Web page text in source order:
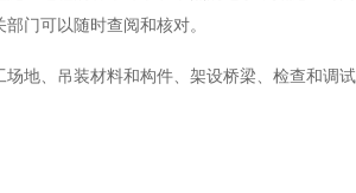
门可以随时查阅和核对。
、吊装材料和构件、架设桥梁、检查和调